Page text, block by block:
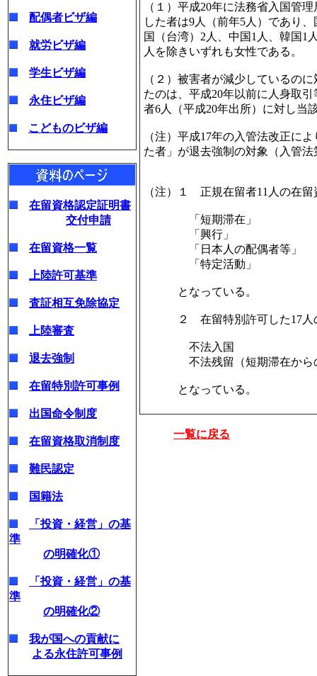
配偶者ビザ編
就労ビザ編
学生ビザ編
永住ビザ編
こどものビザ編
在留資格認定証明書
交付申請
在留資格一覧
上陸許可基準
査証相互免除協定
上陸審査
退去強制
在留特別許可事例
出国命令制度
在留資格取消制度
難民認定
国籍法
「投資・経営」の基
準
の明確化①
「投資・経営」の基
準
の明確化②
我が国への貢献に
よる永住許可事例
（１）平成20年に法務省入国管
した者は9人（前年5人）であり
国（台湾）2人、中国1人、韓国1
人を除きいずれも女性である。
（２）被害者が減少しているの
たのは、平成20年以前に人身取
者6人（平成20年出所）に対し当
（注）平成17年の入管法改正に
た者」が退去強制の対象（入管
（注）１ 正規在留者11人の在
「短期滞
「興
「日本人の配
「特定活
となっている。
２ 在留特別許可した17人
不法入
不法残留（短期滞在から
となっている。
一覧に戻る